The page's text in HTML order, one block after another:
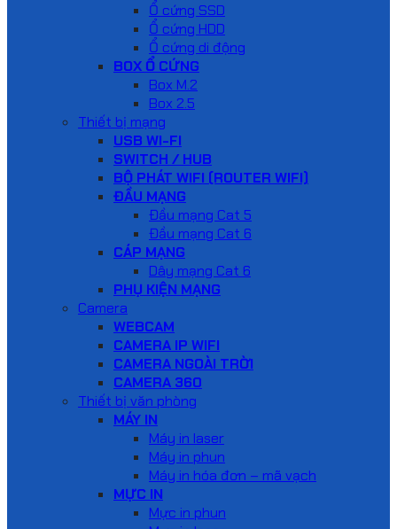
Ổ cứng SSD
Ổ cứng HDD
Ổ cứng di động
BOX Ổ CỨNG
Box M.2
Box 2.5
Thiết bị mạng
USB WI-FI
SWITCH / HUB
BỘ PHÁT WIFI (ROUTER WIFI)
ĐẦU MẠNG
Đầu mạng Cat 5
Đầu mạng Cat 6
CÁP MẠNG
Dây mạng Cat 6
PHỤ KIỆN MẠNG
Camera
WEBCAM
CAMERA IP WIFI
CAMERA NGOÀI TRỜI
CAMERA 360
Thiết bị văn phòng
MÁY IN
Máy in laser
Máy in phun
Máy in hóa đơn – mã vạch
MỰC IN
Mực in phun